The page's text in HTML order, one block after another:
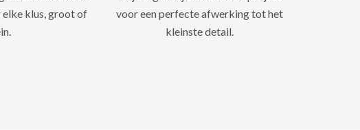
klus, groot of
voor een perfecte afwerking tot het
kleinste detail.